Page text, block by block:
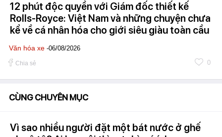
12 phút độc quyền với Giám đốc thiết kế
Rolls-Royce: Việt Nam và những chuyện chưa
kể về cá nhân hóa cho giới siêu giàu toàn cầu
Văn hóa xe -06/08/2026
Chia sẻ 0
CÙNG CHUYÊN MỤC
Vì sao nhiều người đặt một bát nước ở ghế